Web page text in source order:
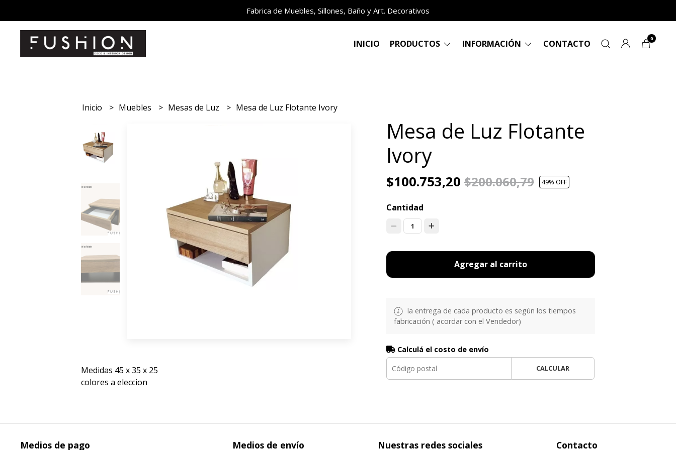
Fabrica de Muebles, Sillones, Baño y Art. Decorativos
INICIO PRODUCTOS INFORMACIÓN CONTACTO 0
Inicio Muebles Mesas de Luz Mesa de Luz Flotante Ivory
Medidas 45 x 35 x 25
colores a eleccion
Mesa de Luz Flotante
Ivory
$100.753,20$200.060,79 49% OFF
Cantidad
1
Agregar al carrito
la entrega de cada producto es según los tiempos
fabricación ( acordar con el Vendedor)
Calculá el costo de envío
CALCULAR
Medios de pago Medios de envío Nuestras redes sociales Contacto